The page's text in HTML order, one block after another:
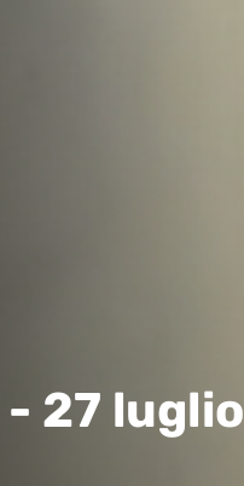
- 27 luglio